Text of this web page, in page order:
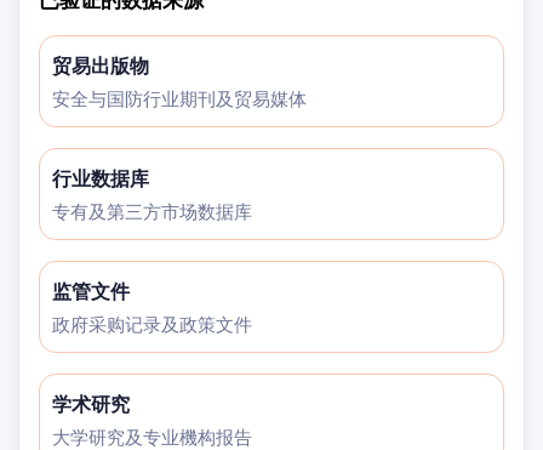
贸易出版物
安全与国防行业期刊及贸易媒体
行业数据库
专有及第三方市场数据库
监管文件
政府采购记录及政策文件
学术研究
大学研究及专业機构报告